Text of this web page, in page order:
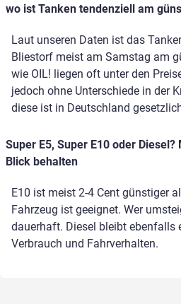
wo ist Tanken tendenziell am
Laut unseren Daten ist das
Bliestorf meist am Samstag am
wie OIL! liegen oft unter den
jedoch ohne Unterschiede in der
diese ist in Deutschland
Super E5, Super E10 oder
Blick behalten
E10 ist meist 2-4 Cent günstiger
Fahrzeug ist geeignet. Wer
dauerhaft. Diesel bleibt ebenfalls
Verbrauch und Fahrverhalten.